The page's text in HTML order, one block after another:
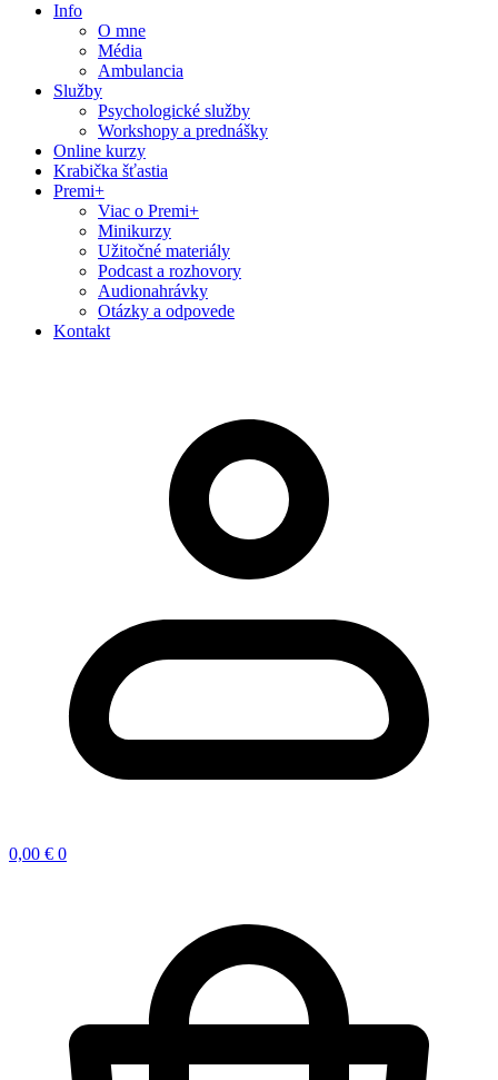
Info
O mne
Média
Ambulancia
Služby
Psychologické služby
Workshopy a prednášky
Online kurzy
Krabička šťastia
Premi+
Viac o Premi+
Minikurzy
Užitočné materiály
Podcast a rozhovory
Audionahrávky
Otázky a odpovede
Kontakt
0,00 € 0